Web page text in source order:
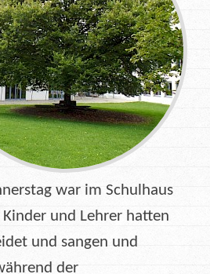
war im Schulhaus
Kinder und Lehrer hatten
und sangen und
der